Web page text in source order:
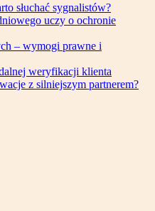
słuchać sygnalistów?
uczy o ochronie
– wymogi prawne i
weryfikacji klienta
z silniejszym partnerem?